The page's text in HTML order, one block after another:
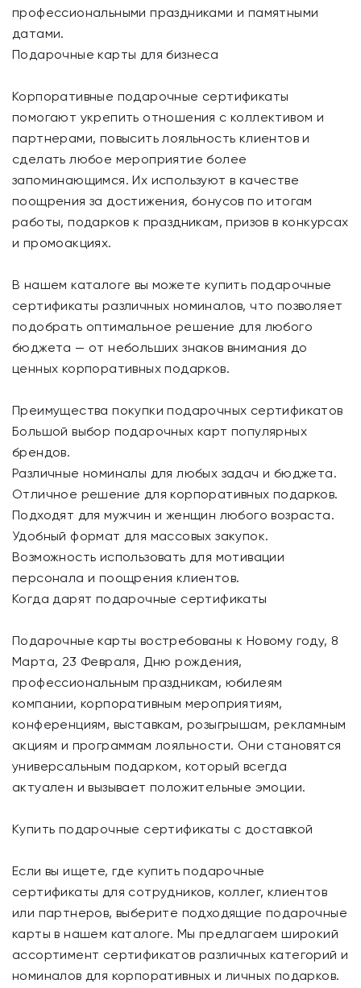
профессиональными праздниками и памятными
датами.
Подарочные карты для бизнеса
Корпоративные подарочные сертификаты
помогают укрепить отношения с коллективом и
партнерами, повысить лояльность клиентов и
сделать любое мероприятие более
запоминающимся. Их используют в качестве
поощрения за достижения, бонусов по итогам
работы, подарков к праздникам, призов в конкурсах
и промоакциях.
В нашем каталоге вы можете купить подарочные
сертификаты различных номиналов, что позволяет
подобрать оптимальное решение для любого
бюджета — от небольших знаков внимания до
ценных корпоративных подарков.
Преимущества покупки подарочных сертификатов
Большой выбор подарочных карт популярных
брендов.
Различные номиналы для любых задач и бюджета.
Отличное решение для корпоративных подарков.
Подходят для мужчин и женщин любого возраста.
Удобный формат для массовых закупок.
Возможность использовать для мотивации
персонала и поощрения клиентов.
Когда дарят подарочные сертификаты
Подарочные карты востребованы к Новому году, 8
Марта, 23 Февраля, Дню рождения,
профессиональным праздникам, юбилеям
компании, корпоративным мероприятиям,
конференциям, выставкам, розыгрышам, рекламным
акциям и программам лояльности. Они становятся
универсальным подарком, который всегда
актуален и вызывает положительные эмоции.
Купить подарочные сертификаты с доставкой
Если вы ищете, где купить подарочные
сертификаты для сотрудников, коллег, клиентов
или партнеров, выберите подходящие подарочные
карты в нашем каталоге. Мы предлагаем широкий
ассортимент сертификатов различных категорий и
номиналов для корпоративных и личных подарков.